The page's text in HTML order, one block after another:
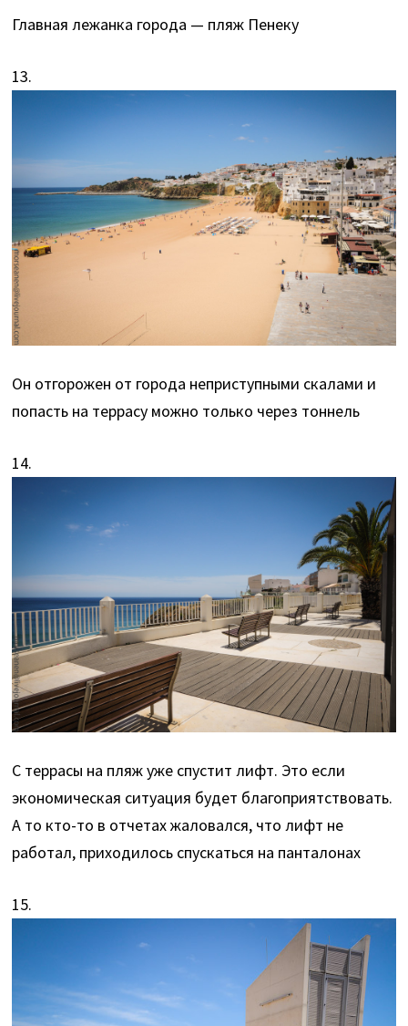
Главная лежанка города — пляж Пенеку
13.
Он отгорожен от города неприступными скалами и
попасть на террасу можно только через тоннель
14.
С террасы на пляж уже спустит лифт. Это если
экономическая ситуация будет благоприятствовать.
А то кто-то в отчетах жаловался, что лифт не
работал, приходилось спускаться на панталонах
15.